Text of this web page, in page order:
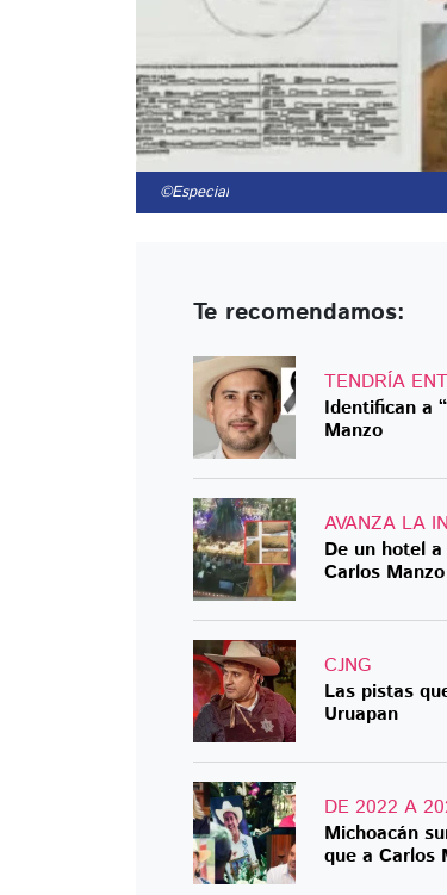
©Especial
Te recomendamos:
TENDRÍA
Identifican a
Manzo
AVANZA LA
De un hotel
Carlos Manzo
CJNG
Las pistas
Uruapan
DE 2022 A
Michoacán
que a Carlos